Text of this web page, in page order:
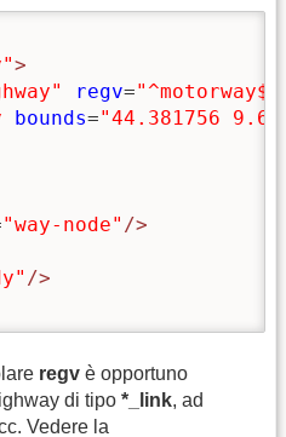
>
regv=
bounds="44.381756
"way-node" />
/>
regv è opportuno
di tipo *_link, ad
Vedere la